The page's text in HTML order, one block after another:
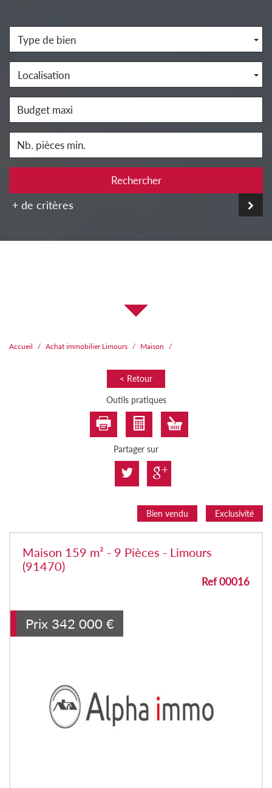
Type de bien
Localisation
Rechercher
+ de critères
Accueil Achat immobilier Limours Maison
< Retour
Outils pratiques
Partager sur
Bien vendu Exclusivité
Maison 159 m² - 9 Pièces - Limours
(91470)
Ref 00016
Prix 342 000 €